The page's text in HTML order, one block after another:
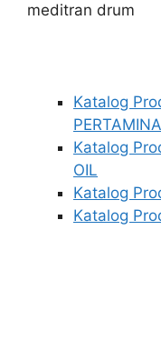
meditran drum
Katalog
PERTAMINA
Katalog
OIL
Katalog
Katalog